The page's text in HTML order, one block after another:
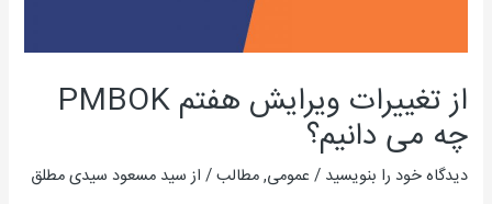
از تغییرات ویرایش هفتم PMBOK
چه می دانیم؟
دیدگاه‌ خود را بنویسید /عمومی,مطالب/ از سید مسعود سیدی مطلق